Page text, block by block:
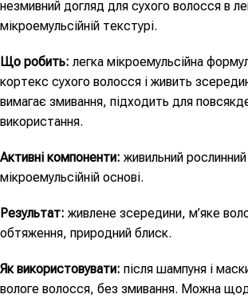
незмивний догляд для сухого волосся в
мікроемульсійній текстурі.
Що робить: легка мікроемульсійна
кортекс сухого волосся і живить
вимагає змивання, підходить для
використання.
Активні компоненти: живильний
мікроемульсійній основі.
Результат: живлене зсередини, м’яке
обтяження, природний блиск.
Як використовувати: після шампуня і
вологе волосся, без змивання. Можна